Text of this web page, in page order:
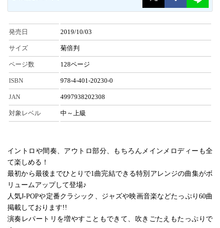
発売日 2019/10/03
サイズ 菊倍判
ページ数 128ページ
ISBN 978-4-401-20230-0
JAN 4997938202308
対象レベル 中～上級
イントロや間奏、アウトロ部分、もちろんメインメロディーも全
て楽しめる！
最初から最後までひとりで1曲完結できる特別アレンジの曲集がボ
リュームアップして登場♪
人気J-POPや定番クラシック、ジャズや映画音楽などたっぷり60曲
掲載しております!!
演奏レパートリを増やすこともできて、吹きごたえもたっぷりで